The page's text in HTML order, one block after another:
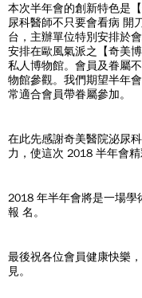
本次半年會的創新特色是
尿科醫師不只要會看病 開
台，主辦單位特別安排於
安排在歐風氣派之【奇美
私人博物館。會員及眷屬
物館參觀。我們期望半年
常適合會員帶眷屬參加。
在此先感謝奇美醫院泌尿
力，使這次 2018 半年會精
2018 年半年會將是一場學
報 名。
最後祝各位會員健康快樂
見。